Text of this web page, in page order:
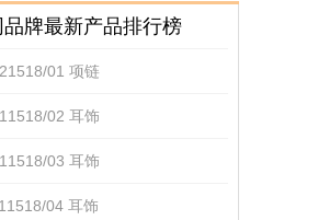
品牌最新产品排行榜
01 项链
02 耳饰
03 耳饰
04 耳饰